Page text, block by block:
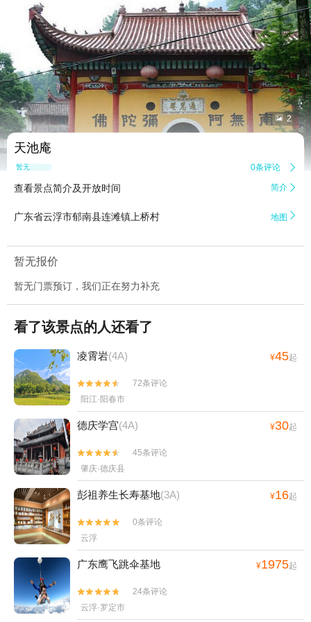
 2
天池庵
暂无点评 0条评论 
查看景点简介及开放时间 简介 
广东省云浮市郁南县连滩镇上桥村 地图 
暂无报价
暂无门票预订，我们正在努力补充
看了该景点的人还看了
凌霄岩(4A) ¥45起


72条评论
阳江·阳春市
德庆学宫(4A) ¥30起


45条评论
肇庆·德庆县
彭祖养生长寿基地(3A) ¥16起


0条评论
云浮
广东鹰飞跳伞基地 ¥1975起


24条评论
云浮·罗定市